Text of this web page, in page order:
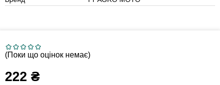
(Поки що оцінок немає)
222 ₴